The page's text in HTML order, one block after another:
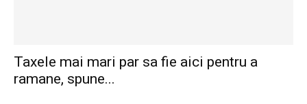
Taxele mai mari par sa fie aici pentru a
ramane, spune...